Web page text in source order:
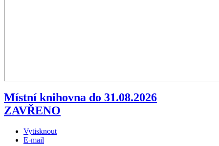
Místní knihovna do 31.08.2026
ZAVŘENO
Vytisknout
E-mail